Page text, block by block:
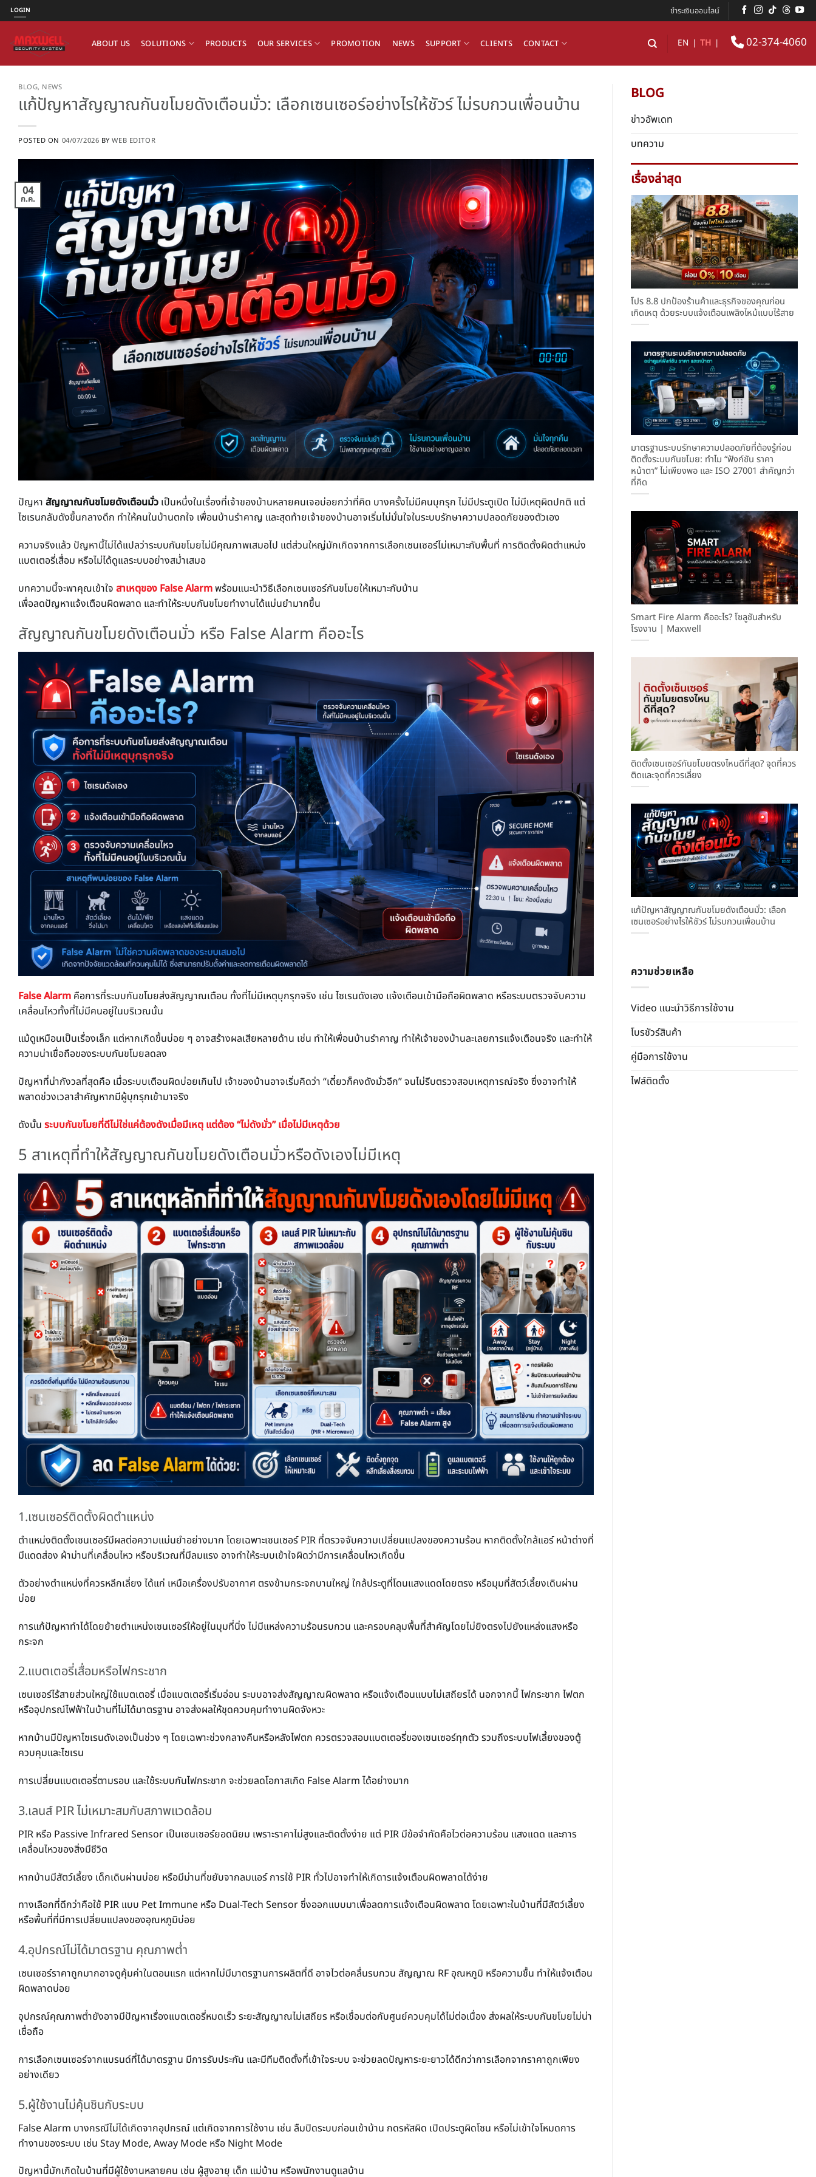
ข้าม
ไป
เนื้อหา
LOGIN ชำระเงินออนไลน์
ABOUT US SOLUTIONS PRODUCTS OUR SERVICES PROMOTION NEWS SUPPORT CLIENTS CONTACT EN | TH | 02-374-4060
BLOG, NEWS
แก้ปัญหาสัญญาณกันขโมยดังเตือนมั่ว: เลือกเซนเซอร์อย่างไรให้ชัวร์ ไม่รบกวนเพื่อนบ้าน
POSTED ON 04/07/2026 BYWEB EDITOR
04
ก.ค.
ปัญหา สัญญาณกันขโมยดังเตือนมั่ว เป็นหนึ่งในเรื่องที่เจ้าของบ้านหลายคนเจอบ่อยกว่าที่คิด บางครั้งไม่มีคนบุกรุก ไม่มีประตูเปิด ไม่มีเหตุผิดปกติ แต่
ไซเรนกลับดังขึ้นกลางดึก ทำให้คนในบ้านตกใจ เพื่อนบ้านรำคาญ และสุดท้ายเจ้าของบ้านอาจเริ่มไม่มั่นใจในระบบรักษาความปลอดภัยของตัวเอง
ความจริงแล้ว ปัญหานี้ไม่ได้แปลว่าระบบกันขโมยไม่มีคุณภาพเสมอไป แต่ส่วนใหญ่มักเกิดจากการเลือกเซนเซอร์ไม่เหมาะกับพื้นที่ การติดตั้งผิดตำแหน่ง
แบตเตอรี่เสื่อม หรือไม่ได้ดูแลระบบอย่างสม่ำเสมอ
บทความนี้จะพาคุณเข้าใจ สาเหตุของ False Alarmพร้อมแนะนำวิธีเลือกเซนเซอร์กันขโมยให้เหมาะกับบ้าน
เพื่อลดปัญหาแจ้งเตือนผิดพลาด และทำให้ระบบกันขโมยทำงานได้แม่นยำมากขึ้น
สัญญาณกันขโมยดังเตือนมั่ว หรือ False Alarm คืออะไร
False Alarm คือการที่ระบบกันขโมยส่งสัญญาณเตือน ทั้งที่ไม่มีเหตุบุกรุกจริง เช่น ไซเรนดังเอง แจ้งเตือนเข้ามือถือผิดพลาด หรือระบบตรวจจับความ
เคลื่อนไหวทั้งที่ไม่มีคนอยู่ในบริเวณนั้น
แม้ดูเหมือนเป็นเรื่องเล็ก แต่หากเกิดขึ้นบ่อย ๆ อาจสร้างผลเสียหลายด้าน เช่น ทำให้เพื่อนบ้านรำคาญ ทำให้เจ้าของบ้านละเลยการแจ้งเตือนจริง และทำให้
ความน่าเชื่อถือของระบบกันขโมยลดลง
ปัญหาที่น่ากังวลที่สุดคือ เมื่อระบบเตือนผิดบ่อยเกินไป เจ้าของบ้านอาจเริ่มคิดว่า “เดี๋ยวก็คงดังมั่วอีก” จนไม่รีบตรวจสอบเหตุการณ์จริง ซึ่งอาจทำให้
พลาดช่วงเวลาสำคัญหากมีผู้บุกรุกเข้ามาจริง
ดังนั้น ระบบกันขโมยที่ดีไม่ใช่แค่ต้องดังเมื่อมีเหตุ แต่ต้อง “ไม่ดังมั่ว” เมื่อไม่มีเหตุด้วย
5 สาเหตุที่ทำให้สัญญาณกันขโมยดังเตือนมั่วหรือดังเองไม่มีเหตุ
1.เซนเซอร์ติดตั้งผิดตำแหน่ง
ตำแหน่งติดตั้งเซนเซอร์มีผลต่อความแม่นยำอย่างมาก โดยเฉพาะเซนเซอร์ PIR ที่ตรวจจับความเปลี่ยนแปลงของความร้อน หากติดตั้งใกล้แอร์ หน้าต่างที่
มีแดดส่อง ผ้าม่านที่เคลื่อนไหว หรือบริเวณที่มีลมแรง อาจทำให้ระบบเข้าใจผิดว่ามีการเคลื่อนไหวเกิดขึ้น
ตัวอย่างตำแหน่งที่ควรหลีกเลี่ยง ได้แก่ เหนือเครื่องปรับอากาศ ตรงข้ามกระจกบานใหญ่ ใกล้ประตูที่โดนแสงแดดโดยตรง หรือมุมที่สัตว์เลี้ยงเดินผ่าน
บ่อย
การแก้ปัญหาทำได้โดยย้ายตำแหน่งเซนเซอร์ให้อยู่ในมุมที่นิ่ง ไม่มีแหล่งความร้อนรบกวน และครอบคลุมพื้นที่สำคัญโดยไม่ยิงตรงไปยังแหล่งแสงหรือ
กระจก
2.แบตเตอรี่เสื่อมหรือไฟกระชาก
เซนเซอร์ไร้สายส่วนใหญ่ใช้แบตเตอรี่ เมื่อแบตเตอรี่เริ่มอ่อน ระบบอาจส่งสัญญาณผิดพลาด หรือแจ้งเตือนแบบไม่เสถียรได้ นอกจากนี้ ไฟกระชาก ไฟตก
หรืออุปกรณ์ไฟฟ้าในบ้านที่ไม่ได้มาตรฐาน อาจส่งผลให้ชุดควบคุมทำงานผิดจังหวะ
หากบ้านมีปัญหาไซเรนดังเองเป็นช่วง ๆ โดยเฉพาะช่วงกลางคืนหรือหลังไฟตก ควรตรวจสอบแบตเตอรี่ของเซนเซอร์ทุกตัว รวมถึงระบบไฟเลี้ยงของตู้
ควบคุมและไซเรน
การเปลี่ยนแบตเตอรี่ตามรอบ และใช้ระบบกันไฟกระชาก จะช่วยลดโอกาสเกิด False Alarm ได้อย่างมาก
3.เลนส์ PIR ไม่เหมาะสมกับสภาพแวดล้อม
PIR หรือ Passive Infrared Sensor เป็นเซนเซอร์ยอดนิยม เพราะราคาไม่สูงและติดตั้งง่าย แต่ PIR มีข้อจำกัดคือไวต่อความร้อน แสงแดด และการ
เคลื่อนไหวของสิ่งมีชีวิต
หากบ้านมีสัตว์เลี้ยง เด็กเดินผ่านบ่อย หรือมีม่านที่ขยับจากลมแอร์ การใช้ PIR ทั่วไปอาจทำให้เกิดารแจ้งเตือนผิดพลาดได้ง่าย
ทางเลือกที่ดีกว่าคือใช้ PIR แบบ Pet Immune หรือ Dual-Tech Sensor ซึ่งออกแบบมาเพื่อลดการแจ้งเตือนผิดพลาด โดยเฉพาะในบ้านที่มีสัตว์เลี้ยง
หรือพื้นที่ที่มีการเปลี่ยนแปลงของอุณหภูมิบ่อย
4.อุปกรณ์ไม่ได้มาตรฐาน คุณภาพต่ำ
เซนเซอร์ราคาถูกมากอาจดูคุ้มค่าในตอนแรก แต่หากไม่มีมาตรฐานการผลิตที่ดี อาจไวต่อคลื่นรบกวน สัญญาณ RF อุณหภูมิ หรือความชื้น ทำให้แจ้งเตือน
ผิดพลาดบ่อย
อุปกรณ์คุณภาพต่ำยังอาจมีปัญหาเรื่องแบตเตอรี่หมดเร็ว ระยะสัญญาณไม่เสถียร หรือเชื่อมต่อกับศูนย์ควบคุมได้ไม่ต่อเนื่อง ส่งผลให้ระบบกันขโมยไม่น่า
เชื่อถือ
การเลือกเซนเซอร์จากแบรนด์ที่ได้มาตรฐาน มีการรับประกัน และมีทีมติดตั้งที่เข้าใจระบบ จะช่วยลดปัญหาระยะยาวได้ดีกว่าการเลือกจากราคาถูกเพียง
อย่างเดียว
5.ผู้ใช้งานไม่คุ้นชินกับระบบ
False Alarm บางกรณีไม่ได้เกิดจากอุปกรณ์ แต่เกิดจากการใช้งาน เช่น ลืมปิดระบบก่อนเข้าบ้าน กดรหัสผิด เปิดประตูผิดโซน หรือไม่เข้าใจโหมดการ
ทำงานของระบบ เช่น Stay Mode, Away Mode หรือ Night Mode
ปัญหานี้มักเกิดในบ้านที่มีผู้ใช้งานหลายคน เช่น ผู้สูงอายุ เด็ก แม่บ้าน หรือพนักงานดูแลบ้าน
BLOG
ข่าวอัพเดท
บทความ
เรื่องล่าสุด
โปร 8.8 ปกป้องร้านค้าและธุรกิจของคุณก่อน
เกิดเหตุ ด้วยระบบแจ้งเตือนเพลิงไหม้แบบไร้สาย
มาตรฐานระบบรักษาความปลอดภัยที่ต้องรู้ก่อน
ติดตั้งระบบกันขโมย: ทำไม “ฟังก์ชัน ราคา
หน้าตา” ไม่เพียงพอ และ ISO 27001 สำคัญกว่า
ที่คิด
Smart Fire Alarm คืออะไร? โซลูชันสำหรับ
โรงงาน | Maxwell
ติดตั้งเซนเซอร์กันขโมยตรงไหนดีที่สุด? จุดที่ควร
ติดและจุดที่ควรเลี่ยง
แก้ปัญหาสัญญาณกันขโมยดังเตือนมั่ว: เลือก
เซนเซอร์อย่างไรให้ชัวร์ ไม่รบกวนเพื่อนบ้าน
ความช่วยเหลือ
Video แนะนำวิธีการใช้งาน
โบรชัวร์สินค้า
คู่มือการใช้งาน
ไฟล์ติดตั้ง